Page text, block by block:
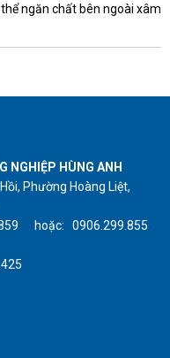
ngăn chất bên ngoài xâm
NGHIỆP HÙNG ANH
Phường Hoàng Liệt,
hoặc: 0906.299.855